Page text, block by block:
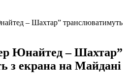
– Шахтар” транслюватимуть
Юнайтед – Шахтар”
з екрана на Майдані